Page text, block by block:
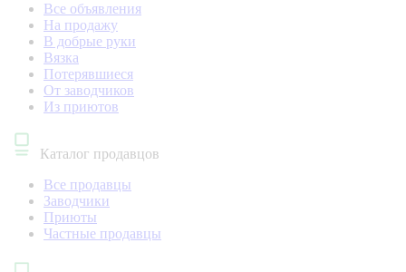
Все объявления
На продажу
В добрые руки
Вязка
Потерявшиеся
От заводчиков
Из приютов
Каталог продавцов
Все продавцы
Заводчики
Приюты
Частные продавцы